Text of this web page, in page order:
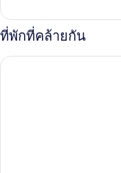
เกี่ยว
กับ
ห้อง
ที่พักที่คล้ายกัน
กะตะธานี ภูเก็ต บีช รีสอร์ท